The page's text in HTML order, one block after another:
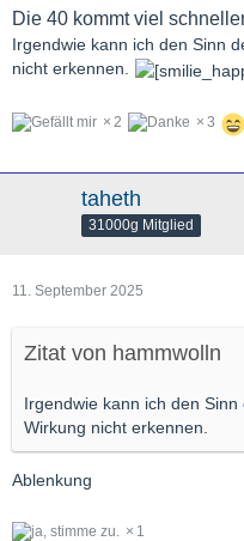
Die 40 kommt viel
Irgendwie kann ich den Sinn
nicht erkennen.
2 3
taheth
31000g Mitglied
11. September 2025
Zitat von hammwolln
Irgendwie kann ich den
Wirkung nicht erkennen.
Ablenkung
1